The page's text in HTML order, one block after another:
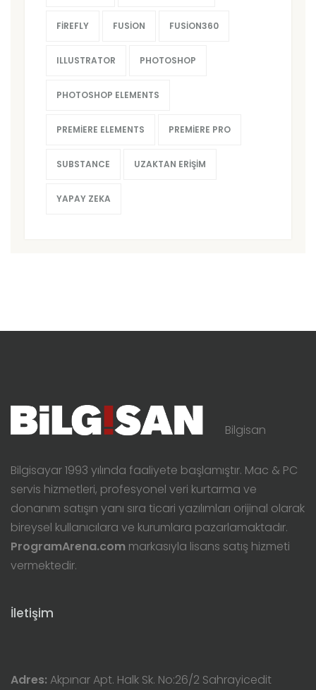
FIREFLY FUSION FUSION360
ILLUSTRATOR PHOTOSHOP
PHOTOSHOP ELEMENTS
PREMIERE ELEMENTS PREMIERE PRO
SUBSTANCE UZAKTAN ERIŞIM
YAPAY ZEKA
Bilgisan
Bilgisayar 1993 yılında faaliyete başlamıştır. Mac & PC
servis hizmetleri, profesyonel veri kurtarma ve
donanım satışın yanı sıra ticari yazılımları orijinal olarak
bireysel kullanıcılara ve kurumlara pazarlamaktadır.
ProgramArena.com markasıyla lisans satış hizmeti
vermektedir.
İletişim
Adres: Akpınar Apt. Halk Sk. No:26/2 Sahrayicedit